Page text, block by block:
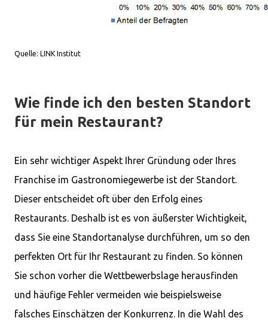
Quelle: LINK Institut
Wie finde ich den besten Standort
für mein Restaurant?
Ein sehr wichtiger Aspekt Ihrer Gründung oder Ihres
Franchise im Gastronomiegewerbe ist der Standort.
Dieser entscheidet oft über den Erfolg eines
Restaurants. Deshalb ist es von äußerster Wichtigkeit,
dass Sie eine Standortanalyse durchführen, um so den
perfekten Ort für Ihr Restaurant zu finden. So können
Sie schon vorher die Wettbewerbslage herausfinden
und häufige Fehler vermeiden wie beispielsweise
falsches Einschätzen der Konkurrenz. In die Wahl des